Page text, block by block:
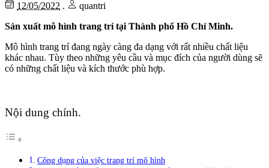
12/05/2022 .
quantri
Sản xuất mô hình trang trí tại Thành phố Hồ Chí Minh.
Mô hình trang trí đang ngày càng đa dạng với rất nhiều chất liệu
khác nhau. Tùy theo những yêu cầu và mục đích của người dùng sẽ
có những chất liệu và kích thước phù hợp.
Nội dung chính.
Công dụng của việc trang trí mô hình